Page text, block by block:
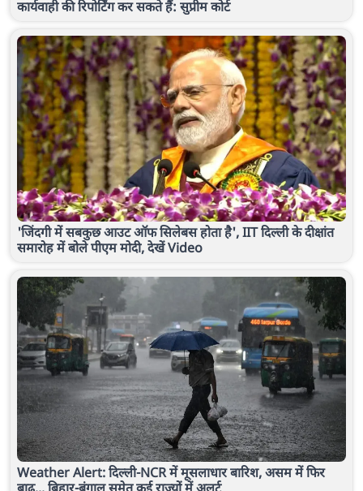
कार्यवाही की रिपोर्टिंग कर सकते हैं: सुप्रीम कोर्ट
'जिंदगी में सबकुछ आउट ऑफ सिलेबस होता है', IIT दिल्ली के दीक्षांत
समारोह में बोले पीएम मोदी, देखें Video
Weather Alert: दिल्ली-NCR में मूसलाधार बारिश, असम में फिर